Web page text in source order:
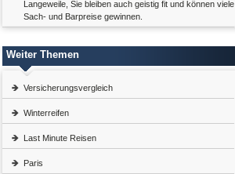
Langeweile, Sie bleiben auch geistig fit und können viele
Sach- und Barpreise gewinnen.
Weiter Themen
Versicherungsvergleich
Winterreifen
Last Minute Reisen
Paris